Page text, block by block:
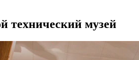
технический музей